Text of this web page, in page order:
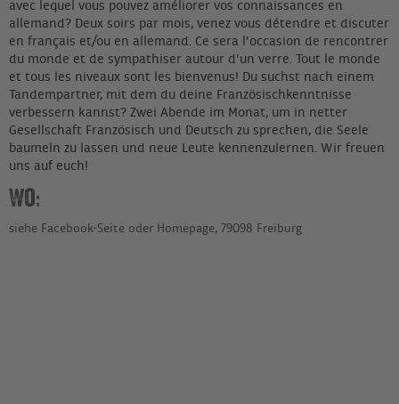
avec lequel vous pouvez améliorer vos connaissances en
allemand? Deux soirs par mois, venez vous détendre et discuter
en français et/ou en allemand. Ce sera l'occasion de rencontrer
du monde et de sympathiser autour d'un verre. Tout le monde
et tous les niveaux sont les bienvenus! Du suchst nach einem
Tandempartner, mit dem du deine Französischkenntnisse
verbessern kannst? Zwei Abende im Monat, um in netter
Gesellschaft Französisch und Deutsch zu sprechen, die Seele
baumeln zu lassen und neue Leute kennenzulernen. Wir freuen
uns auf euch!
Wo:
siehe Facebook-Seite oder Homepage, 79098 Freiburg